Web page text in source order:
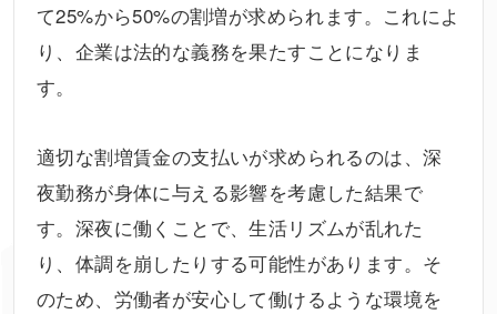
て25%から50%の割増が求められます。これによ
り、企業は法的な義務を果たすことになりま
す。
適切な割増賃金の支払いが求められるのは、深
夜勤務が身体に与える影響を考慮した結果で
す。深夜に働くことで、生活リズムが乱れた
り、体調を崩したりする可能性があります。そ
のため、労働者が安心して働けるような環境を